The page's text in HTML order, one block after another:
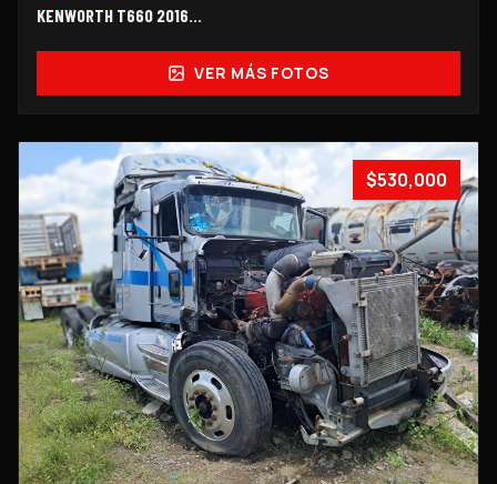
KENWORTH T660 2016...
VER MÁS FOTOS
$530,000